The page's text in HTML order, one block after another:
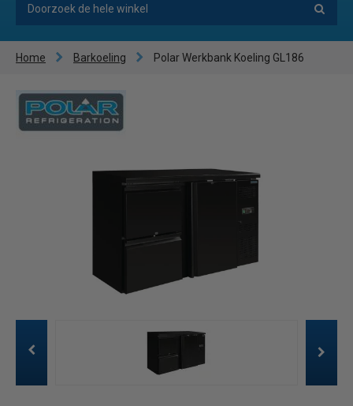
Home Barkoeling Polar Werkbank Koeling GL186